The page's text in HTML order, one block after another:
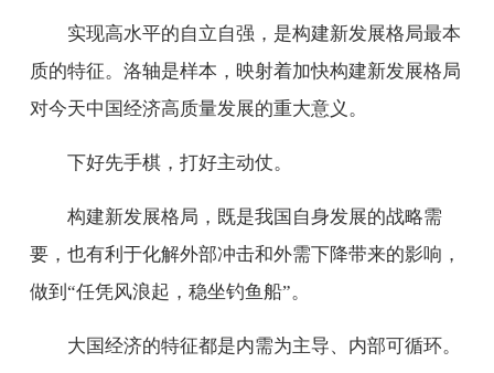
实现高水平的自立自强，是构建新发展格局最本
质的特征。洛轴是样本，映射着加快构建新发展格局
对今天中国经济高质量发展的重大意义。
下好先手棋，打好主动仗。
构建新发展格局，既是我国自身发展的战略需
要，也有利于化解外部冲击和外需下降带来的影响，
做到“任凭风浪起，稳坐钓鱼船”。
大国经济的特征都是内需为主导、内部可循环。